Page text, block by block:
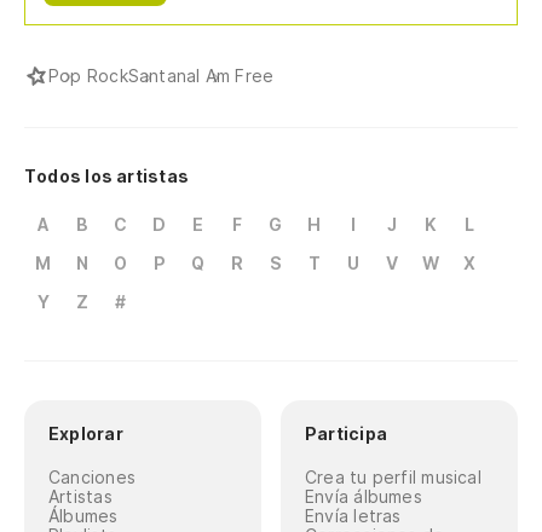
Pop RockSantanaI Am Free
Todos los artistas
A B C D E F G H I J K
L
M
N O P Q R S T U V W
X
Y
Z #
Explorar
Canciones
Artistas
Álbumes
Participa
Crea tu perfil musical
Envía álbumes
Envía letras